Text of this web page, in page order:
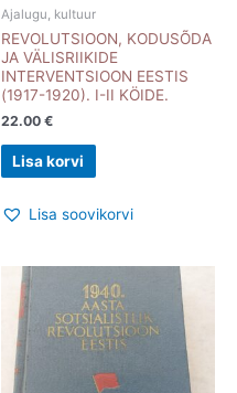
Ajalugu, kultuur
REVOLUTSIOON, KODUSÕDA
JA VÄLISRIIKIDE
INTERVENTSIOON EESTIS
(1917-1920). I-II KÖIDE.
22.00 €
Lisa korvi
Lisa soovikorvi